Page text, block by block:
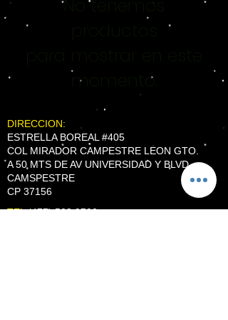
No tenemos
momento.
DIRECCION:
ESTRELLA BOREAL #405
COL MIRADOR CAMPESTRE LEON GTO.
A 50 MTS DE AV UNIVERSIDAD Y BLVD
CAMSPESTRE
CP 37156
TEL(477) 528 9790